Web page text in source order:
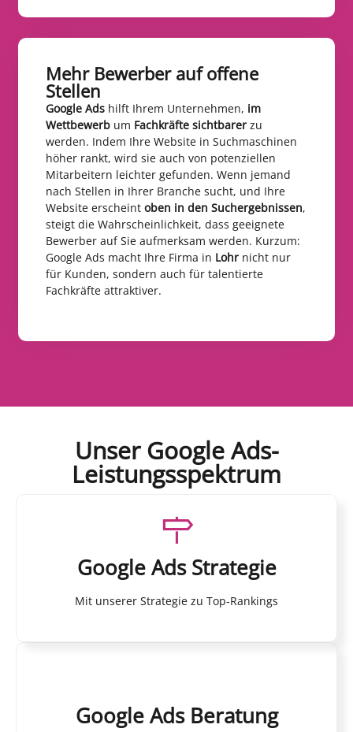
Mehr Bewerber auf offene
Stellen​
Google Ads hilft Ihrem Unternehmen, im
Wettbewerb um Fachkräfte sichtbarer zu
werden. Indem Ihre Website in Suchmaschinen
höher rankt, wird sie auch von potenziellen
Mitarbeitern leichter gefunden. Wenn jemand
nach Stellen in Ihrer Branche sucht, und Ihre
Website erscheint oben in den Suchergebnissen,
steigt die Wahrscheinlichkeit, dass geeignete
Bewerber auf Sie aufmerksam werden. Kurzum:
Google Ads macht Ihre Firma in Lohr nicht nur
für Kunden, sondern auch für talentierte
Fachkräfte attraktiver.
Unser Google Ads-
Leistungsspektrum
Google Ads Strategie
Mit unserer Strategie zu Top-Rankings
Google Ads Beratung